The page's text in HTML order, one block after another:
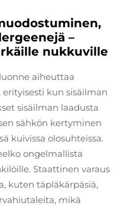
–
nukkuville
aiheuttaa
kun sisäilman
sisäilman laadusta
sähkön kertyminen
kuivissa olosuhteissa.
ongelmallista
Staattinen varaus
kuten täpläkärpäsiä,
mikä